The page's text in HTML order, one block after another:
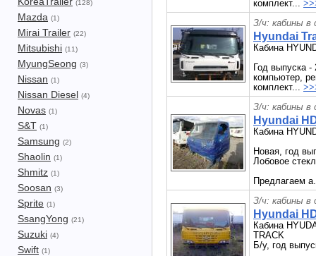
(128)
Mazda (1)
Mirai Trailer (22)
Mitsubishi (11)
MyungSeong (3)
Nissan (1)
Nissan Diesel (4)
Novas (1)
S&T (1)
Samsung (2)
Shaolin (1)
Shmitz (1)
Soosan (3)
Sprite (1)
SsangYong (21)
Suzuki (4)
Swift (1)
комплект...
З/ч: кабины в
Hyundai
Кабина
Год выпуска
компьютер,
комплект...
З/ч: кабины в
Hyundai
Кабина
Новая, год
Лобовое
Предлагаем
З/ч: кабины в
Hyundai
Кабина
TRACK
Б/у, год